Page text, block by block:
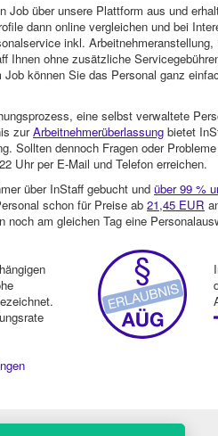
Job über unsere Plattform aus und
dann online vergleichen und bei
inkl.
Ihnen ohne zusätzliche
können Sie das Personal ganz
eine selbst verwaltete
zurArbeitnehmerüberlassung bietet
Sollten dennoch Fragen oder
Uhr per E-Mail und Telefon erreichen.
über InStaff gebucht und über 99 %
schon für Preise ab 21,45 EUR
am gleichen Tag eine